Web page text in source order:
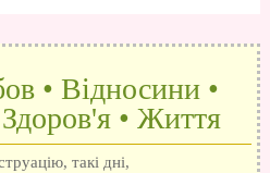
• Відносини •
• Життя
такі дні,